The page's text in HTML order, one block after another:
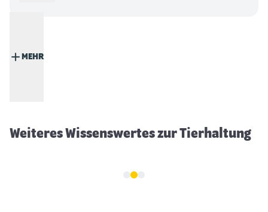
MEHR
Weiteres Wissenswertes zur Tierhaltung